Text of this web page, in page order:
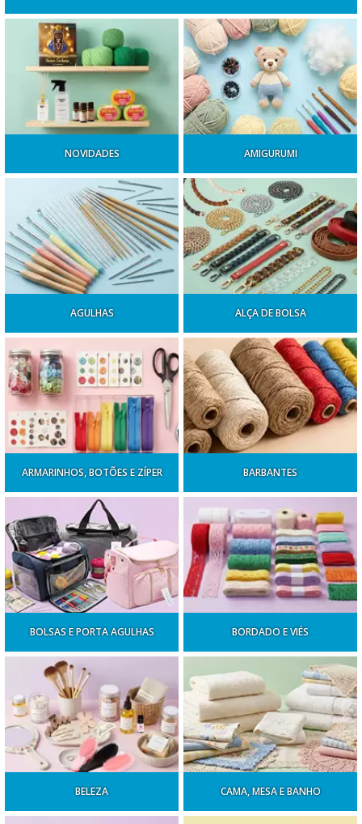
NOVIDADES AMIGURUMI
AGULHAS ALÇA DE BOLSA
ARMARINHOS, BOTÕES E ZÍPER BARBANTES
BOLSAS E PORTA AGULHAS BORDADO E VIÉS
BELEZA CAMA, MESA E BANHO